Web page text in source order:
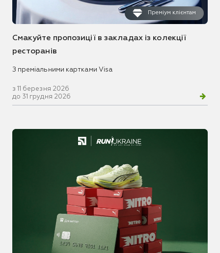
Преміум клієнтам
Смакуйте пропозиції в закладах із колекції
ресторанів
З преміальними картками Visa
з 11 березня 2026
до 31 грудня 2026